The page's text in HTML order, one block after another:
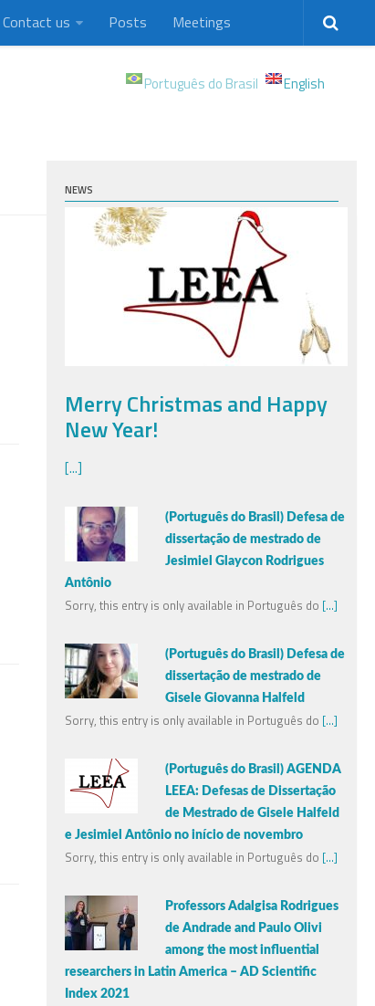
Contact us Posts Meetings
Português do Brasil English
NEWS
Merry Christmas and Happy
New Year!
[...]
(Português do Brasil) Defesa de
dissertação de mestrado de
Jesimiel Glaycon Rodrigues
Antônio
Sorry, this entry is only available in Português do [...]
(Português do Brasil) Defesa de
dissertação de mestrado de
Gisele Giovanna Halfeld
Sorry, this entry is only available in Português do [...]
(Português do Brasil) AGENDA
LEEA: Defesas de Dissertação
de Mestrado de Gisele Halfeld
e Jesimiel Antônio no início de novembro
Sorry, this entry is only available in Português do [...]
Professors Adalgisa Rodrigues
de Andrade and Paulo Olivi
among the most influential
researchers in Latin America – AD Scientific
Index 2021